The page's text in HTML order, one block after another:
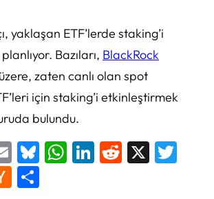
yaklaşan ETF’lerde staking’i
Bazıları, BlackRock
zaten canlı olan spot
için staking’i etkinleştirmek
bulundu.
EmailBluesky
WhatsApp
LinkedIn
Reddit
X
Hacker